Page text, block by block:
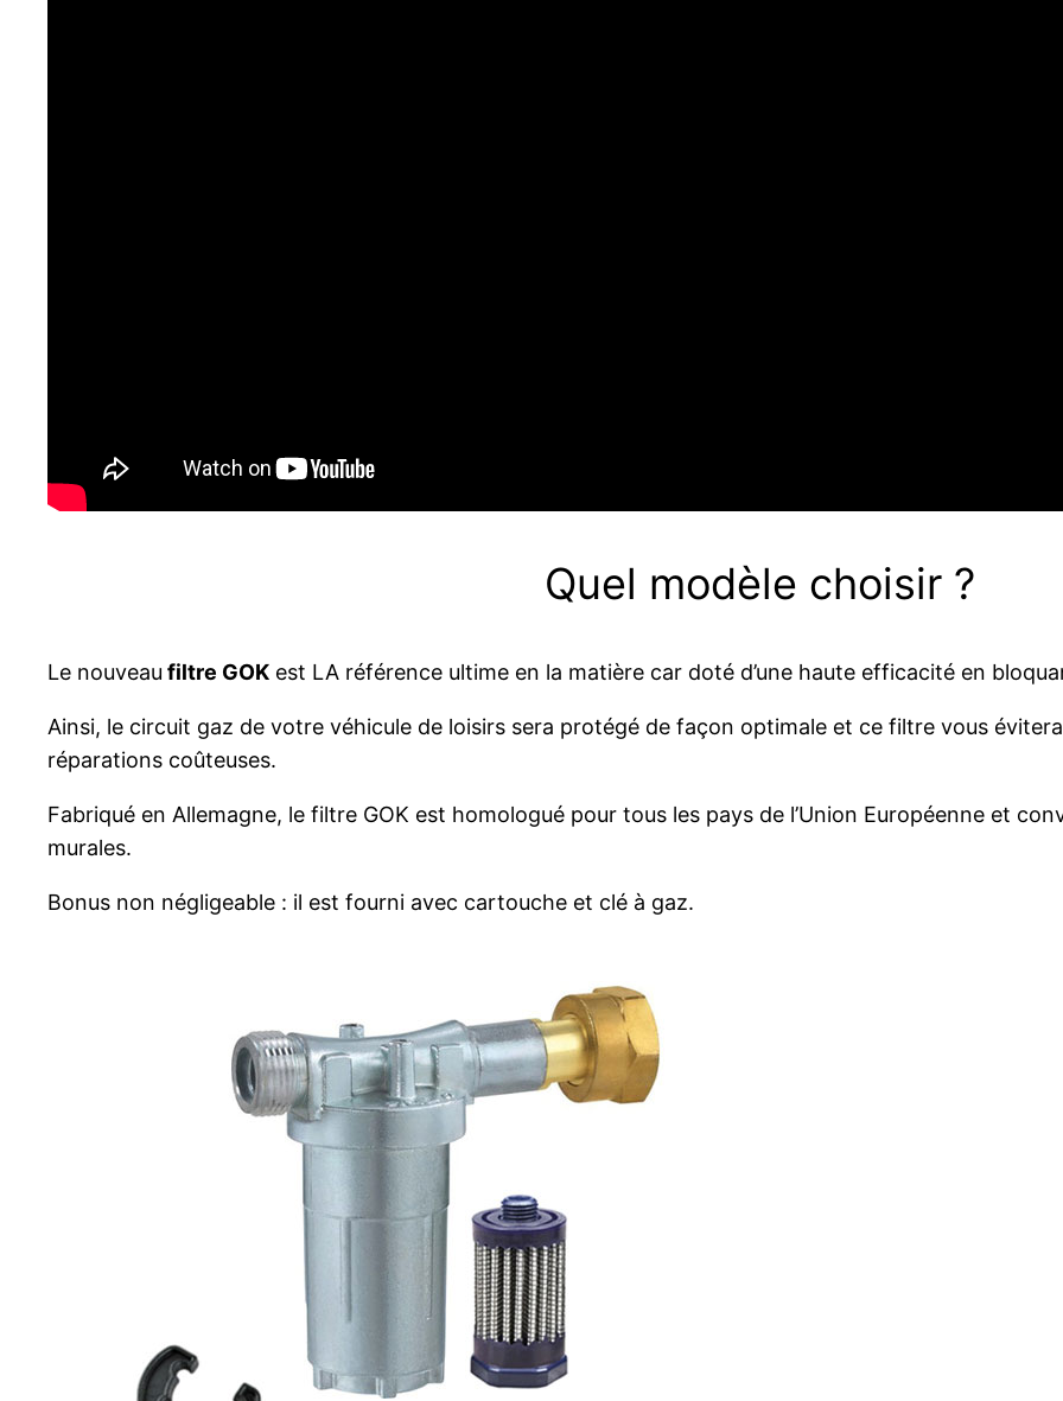
Quel modèle choisir ?
Le nouveau filtre GOK est LA référence ultime en la matière car doté d’une haute efficacité en
Ainsi, le circuit gaz de votre véhicule de loisirs sera protégé de façon optimale et ce filtre vous
réparations coûteuses.
Fabriqué en Allemagne, le filtre GOK est homologué pour tous les pays de l’Union Européenne et
murales.
Bonus non négligeable : il est fourni avec cartouche et clé à gaz.